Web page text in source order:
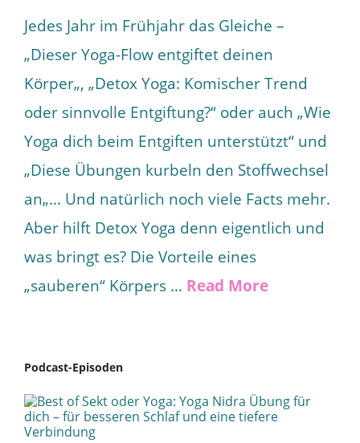
Jedes Jahr im Frühjahr das Gleiche –
„Dieser Yoga-Flow entgiftet deinen
Körper„, „Detox Yoga: Komischer Trend
oder sinnvolle Entgiftung?“ oder auch „Wie
Yoga dich beim Entgiften unterstützt“ und
„Diese Übungen kurbeln den Stoffwechsel
an„… Und natürlich noch viele Facts mehr.
Aber hilft Detox Yoga denn eigentlich und
was bringt es? Die Vorteile eines
„sauberen“ Körpers … Read More
Podcast-Episoden